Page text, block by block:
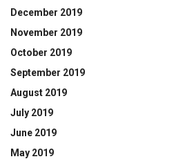
December 2019
November 2019
October 2019
September 2019
August 2019
July 2019
June 2019
May 2019